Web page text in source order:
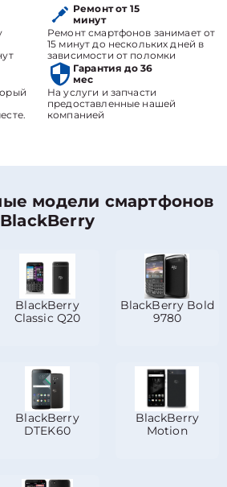
Ремонт от 15
минут
Ремонт смартфонов занимает от
15 минут до нескольких дней в
зависимости от поломки
Гарантия до 36
мес
На услуги и запчасти
предоставленные нашей
компанией
модели смартфонов
BlackBerry
BlackBerry
Classic Q20
BlackBerry Bold
9780
BlackBerry
DTEK60
BlackBerry
Motion